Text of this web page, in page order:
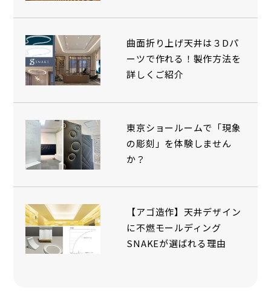
曲面折り上げ天井は３Dパ
ーツで作れる！製作方法を
詳しくご紹介
東京ショールームで「現象
の彫刻」を体験しません
か？
【アゴ造作】天井デザイン
に不燃モールディング
SNAKEが選ばれる理由